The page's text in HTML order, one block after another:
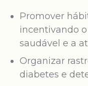
Promover
incentivando
saudável e a
Organizar
diabetes e